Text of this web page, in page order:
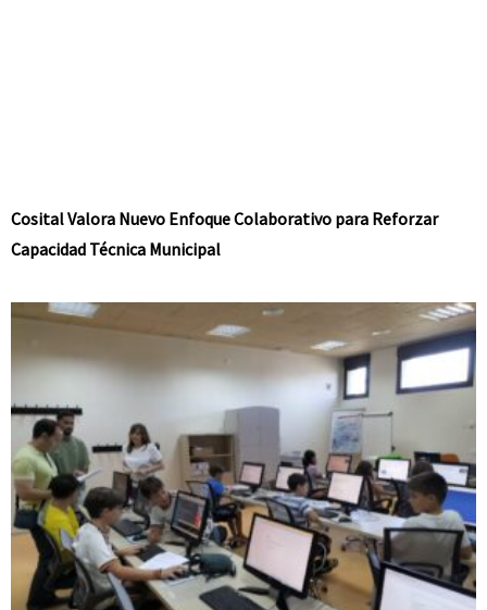
Cosital Valora Nuevo Enfoque Colaborativo para Reforzar
Capacidad Técnica Municipal